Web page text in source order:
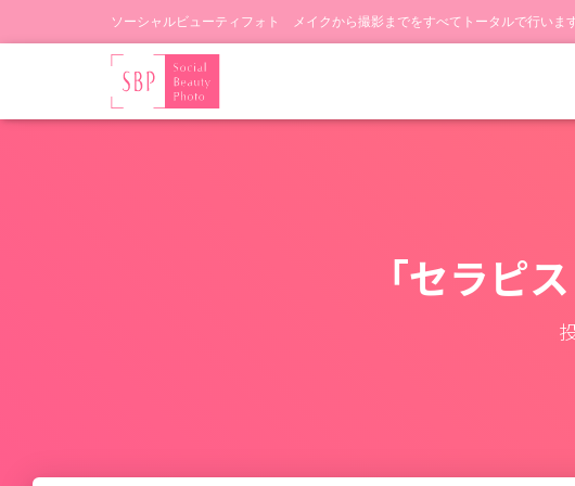
ソーシャルビューティフォト メイクから撮影までをすべてトータルで行いま
「セラピ